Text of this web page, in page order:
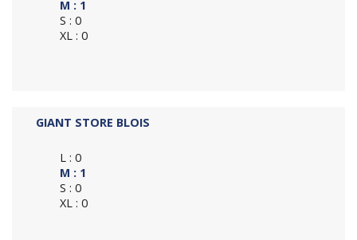
M : 1
S : 0
XL : 0
GIANT STORE BLOIS
L : 0
M : 1
S : 0
XL : 0